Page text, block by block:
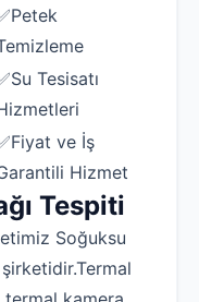
Tesisatı
ve İş
Hizmet
Tespiti
Soğuksu